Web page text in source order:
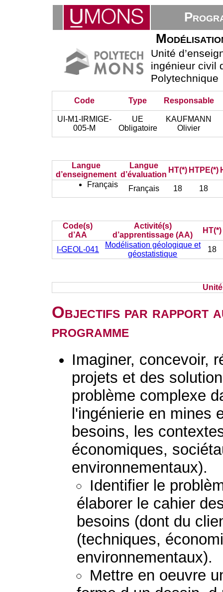
Unité
ingénieur civil
Polytechnique
Code Type Responsable
UI-M1-IRMIGE-
005-M
UE
Obligatoire
KAUFMANN
Olivier
Langue
d’enseignement
Langue
d’évaluation
HT(*) HTPE(*)
Français
Français 18 18
Code(s)
d’AA
Activité(s)
d’apprentissage (AA)
HT(*)
I-GEOL-041
Modélisation géologique et
géostatistique
18
Objectifs par rapport
programme
Imaginer, concevoir,
projets et des
problème complexe
l'ingénierie en mines
besoins, les
économiques,
environnementaux).
Identifier le
élaborer le cahier
besoins (dont du
(techniques,
environnementaux).
Mettre en oeuvre